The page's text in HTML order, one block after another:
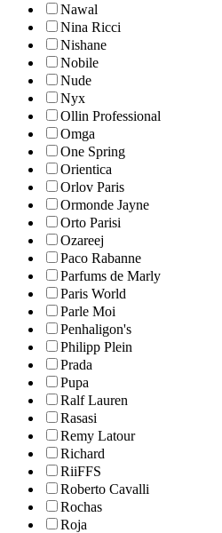
Nawal
Nina Ricci
Nishane
Nobile
Nude
Nyx
Ollin Professional
Omga
One Spring
Orientica
Orlov Paris
Ormonde Jayne
Orto Parisi
Ozareej
Paco Rabanne
Parfums de Marly
Paris World
Parle Moi
Penhaligon's
Philipp Plein
Prada
Pupa
Ralf Lauren
Rasasi
Remy Latour
Richard
RiiFFS
Roberto Cavalli
Rochas
Roja